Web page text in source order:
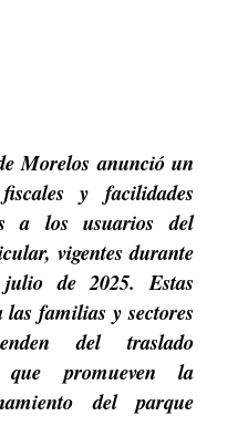
Morelos anunció un
y facilidades
a los usuarios del
vigentes durante
de 2025. Estas
las familias y sectores
del traslado
promueven la
del parque